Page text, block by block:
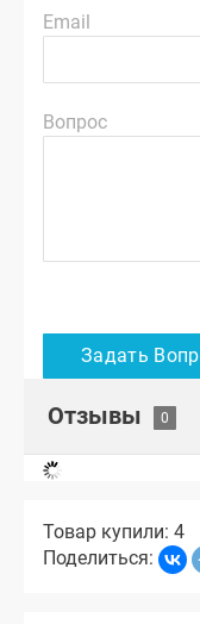
Email
Вопрос
Отзывы
Товар купили: 4
Поделиться: